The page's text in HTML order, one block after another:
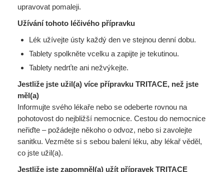
upravovat pomaleji.
Užívání tohoto léčivého přípravku
Lék užívejte ústy každý den ve stejnou denní dobu.
Tablety spolkněte vcelku a zapijte je tekutinou.
Tablety nedrťte ani nežvýkejte.
Jestliže jste užil(a) více přípravku TRITACE, než jste
měl(a)
Informujte svého lékaře nebo se odeberte rovnou na
pohotovost do nejbližší nemocnice. Cestou do nemocnice
neřiďte – požádejte někoho o odvoz, nebo si zavolejte
sanitku. Vezměte si s sebou balení léku, aby lékař věděl,
co jste užil(a).
Jestliže jste zapomněl(a) užít přípravek TRITACE